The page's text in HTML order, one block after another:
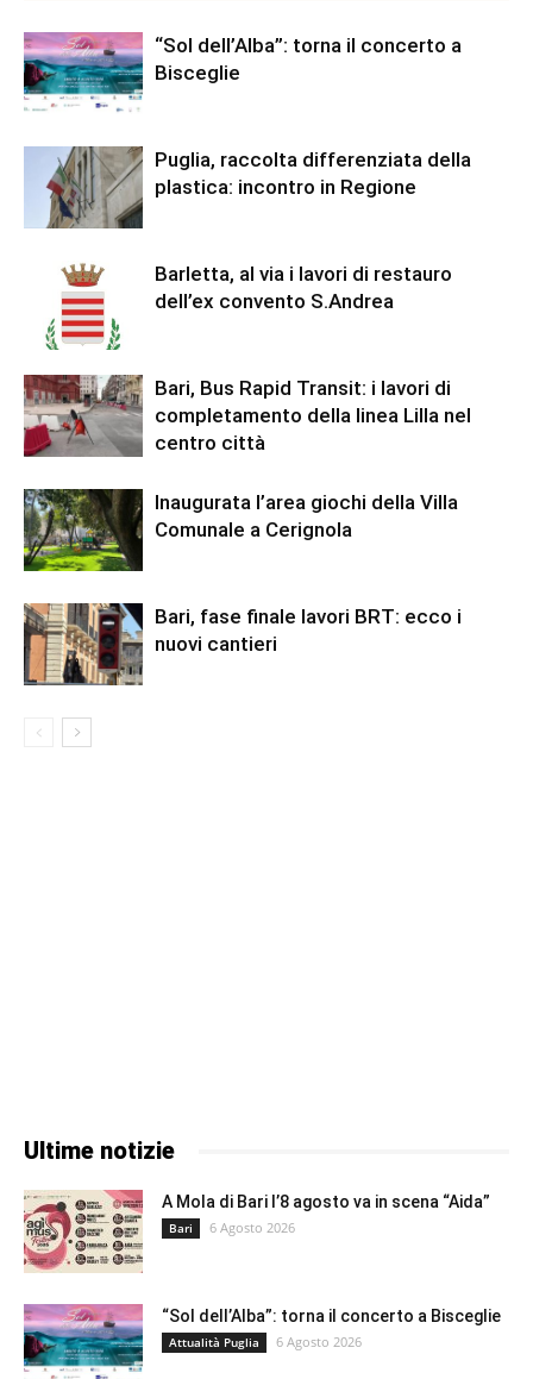
“Sol dell’Alba”: torna il concerto a
Bisceglie
Puglia, raccolta differenziata della
plastica: incontro in Regione
Barletta, al via i lavori di restauro
dell’ex convento S.Andrea
Bari, Bus Rapid Transit: i lavori di
completamento della linea Lilla nel
centro città
Inaugurata l’area giochi della Villa
Comunale a Cerignola
Bari, fase finale lavori BRT: ecco i
nuovi cantieri
Ultime notizie
A Mola di Bari l’8 agosto va in scena “Aida”
Bari 6 Agosto 2026
“Sol dell’Alba”: torna il concerto a Bisceglie
Attualità Puglia 6 Agosto 2026